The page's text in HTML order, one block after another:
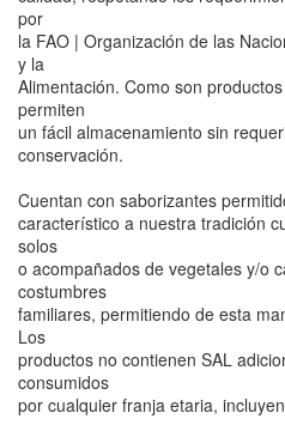
por
la FAO | Organización de las
y la
Alimentación. Como son
permiten
un fácil almacenamiento sin
conservación.
Cuentan con saborizantes
característico a nuestra tradición
solos
o acompañados de vegetales y/o
costumbres
familiares, permitiendo de esta
Los
productos no contienen SAL
consumidos
por cualquier franja etaria,